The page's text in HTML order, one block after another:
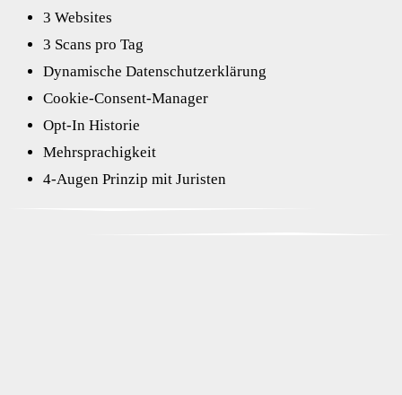
3 Websites
3 Scans pro Tag
Dynamische Datenschutzerklärung
Cookie-Consent-Manager
Opt-In Historie
Mehrsprachigkeit
4-Augen Prinzip mit Juristen